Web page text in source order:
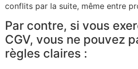
conflits par la suite, même entre
Par contre, si vous
CGV, vous ne pouvez
règles claires :